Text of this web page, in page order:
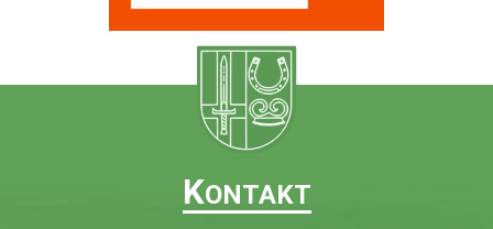
KONTAKT